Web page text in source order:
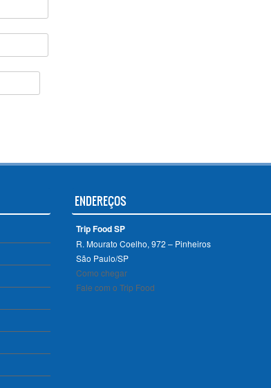
ENDEREÇOS
Trip Food SP
R. Mourato Coelho, 972 – Pinheiros
São Paulo/SP ‎
Como chegar
Fale com o Trip Food